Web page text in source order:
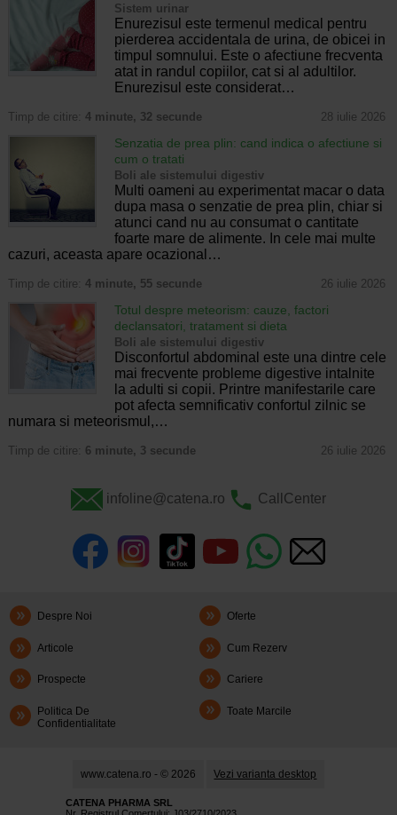
Sistem urinar
Enurezisul este termenul medical pentru
pierderea accidentala de urina, de obicei in
timpul somnului. Este o afectiune frecventa
atat in randul copiilor, cat si al adultilor.
Enurezisul este considerat…
Timp de citire: 4 minute, 32 secunde 28 iulie 2026
Senzatia de prea plin: cand indica o afectiune si
cum o tratati
Boli ale sistemului digestiv
Multi oameni au experimentat macar o data
dupa masa o senzatie de prea plin, chiar si
atunci cand nu au consumat o cantitate
foarte mare de alimente. In cele mai multe
cazuri, aceasta apare ocazional…
Timp de citire: 4 minute, 55 secunde 26 iulie 2026
Totul despre meteorism: cauze, factori
declansatori, tratament si dieta
Boli ale sistemului digestiv
Disconfortul abdominal este una dintre cele
mai frecvente probleme digestive intalnite
la adulti si copii. Printre manifestarile care
pot afecta semnificativ confortul zilnic se
numara si meteorismul,…
Timp de citire: 6 minute, 3 secunde 26 iulie 2026
infoline@catena.ro CallCenter
Despre Noi Oferte
Articole Cum Rezerv
Prospecte Cariere
Politica De
Confidentialitate
Toate Marcile
www.catena.ro - © 2026 Vezi varianta desktop
CATENA PHARMA SRL